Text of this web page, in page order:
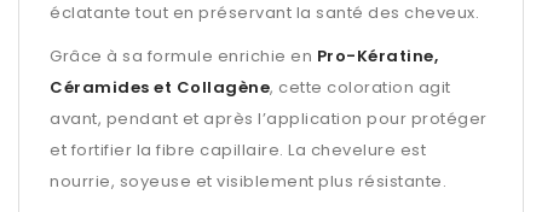
éclatante tout en préservant la santé des cheveux.
Grâce à sa formule enrichie en Pro-Kératine,
Céramides et Collagène, cette coloration agit
avant, pendant et après l’application pour protéger
et fortifier la fibre capillaire. La chevelure est
nourrie, soyeuse et visiblement plus résistante.